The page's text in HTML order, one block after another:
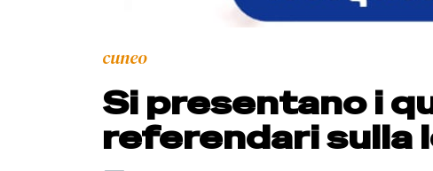
cuneo
Si presentano i
referendari sulla